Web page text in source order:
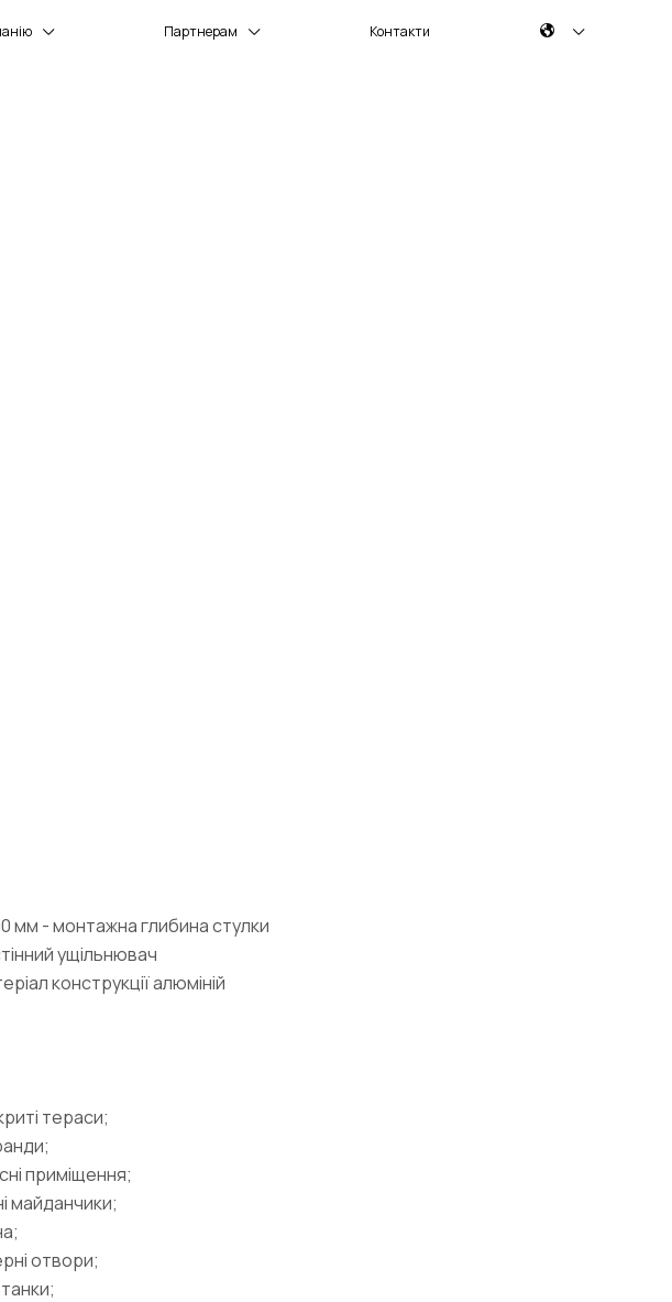
Партнерам Контакти
мм - монтажна глибина стулки
ущільнювач
конструкції алюміній
тераси;
приміщення;
майданчики;
отвори;